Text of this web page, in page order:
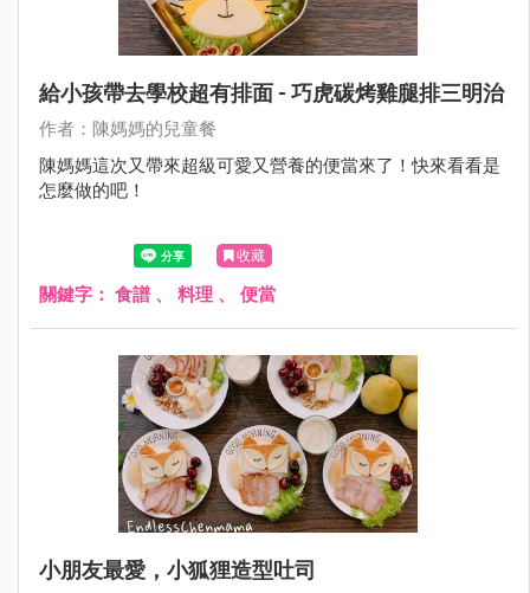
給小孩帶去學校超有排面 - 巧虎碳烤雞腿排三明治
作者：陳媽媽的兒童餐
陳媽媽這次又帶來超級可愛又營養的便當來了！快來看看是
怎麼做的吧！
收藏
關鍵字： 食譜 、 料理 、 便當
小朋友最愛，小狐狸造型吐司